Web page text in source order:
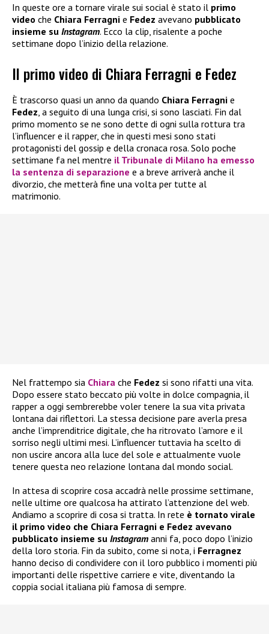
In queste ore a tornare virale sui social è stato il primo
video che Chiara Ferragni e Fedez avevano pubblicato
insieme su Instagram. Ecco la clip, risalente a poche
settimane dopo l’inizio della relazione.
Il primo video di Chiara Ferragni e Fedez
È trascorso quasi un anno da quando Chiara Ferragni e
Fedez, a seguito di una lunga crisi, si sono lasciati. Fin dal
primo momento se ne sono dette di ogni sulla rottura tra
l’influencer e il rapper, che in questi mesi sono stati
protagonisti del gossip e della cronaca rosa. Solo poche
settimane fa nel mentre il Tribunale di Milano ha emesso
la sentenza di separazione e a breve arriverà anche il
divorzio, che metterà fine una volta per tutte al
matrimonio.
Nel frattempo sia Chiara che Fedez si sono rifatti una vita.
Dopo essere stato beccato più volte in dolce compagnia, il
rapper a oggi sembrerebbe voler tenere la sua vita privata
lontana dai riflettori. La stessa decisione pare averla presa
anche l’imprenditrice digitale, che ha ritrovato l’amore e il
sorriso negli ultimi mesi. L’influencer tuttavia ha scelto di
non uscire ancora alla luce del sole e attualmente vuole
tenere questa neo relazione lontana dal mondo social.
In attesa di scoprire cosa accadrà nelle prossime settimane,
nelle ultime ore qualcosa ha attirato l’attenzione del web.
Andiamo a scoprire di cosa si tratta. In rete è tornato virale
il primo video che Chiara Ferragni e Fedez avevano
pubblicato insieme su Instagram anni fa, poco dopo l’inizio
della loro storia. Fin da subito, come si nota, i Ferragnez
hanno deciso di condividere con il loro pubblico i momenti più
importanti delle rispettive carriere e vite, diventando la
coppia social italiana più famosa di sempre.